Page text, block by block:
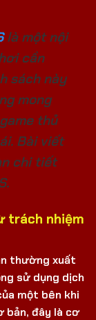
là một nội
cần
sách này
mong
thủ
Bài viết
chi tiết
trách nhiệm
thường xuất
sử dụng dịch
một bên khi
bản, đây là cơ